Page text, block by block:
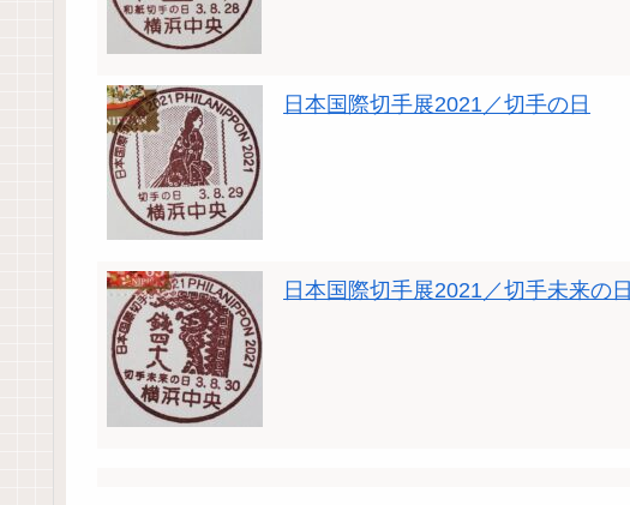
日本国際切手展2021／切手の日
日本国際切手展2021／切手未来の日